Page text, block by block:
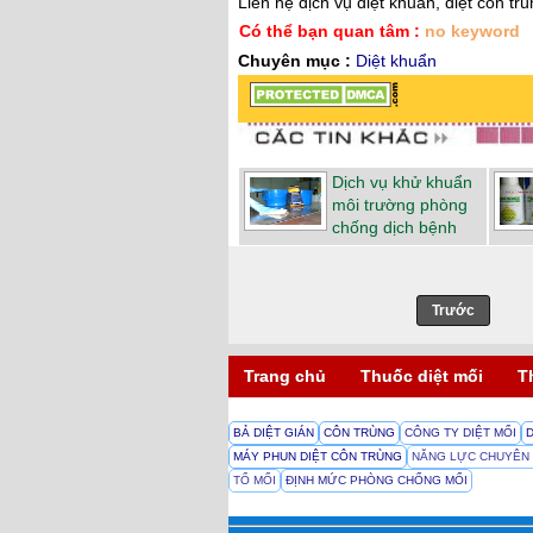
Có thể bạn quan tâm : no keyword
Chuyên mục : Diệt khuẩn
Dịch vụ khử khuẩn
môi trường phòng
chống dịch bệnh
Trước
Trang chủ Thuốc diệt mối
BẢ DIỆT GIÁN CÔN TRÙNG CÔNG TY DIỆT MỐI
MÁY PHUN DIỆT CÔN TRÙNG
NĂNG LỰC CHUYÊN
TỔ MỐI
ĐỊNH MỨC PHÒNG CHỐNG MỐI